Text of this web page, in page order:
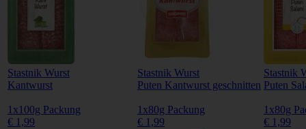
Stastnik Wurst
Kantwurst
1x100g Packung
€ 1,99
Stastnik Wurst
Puten Kantwurst geschnitten
1x80g Packung
€ 1,99
Stastnik
Puten
1x80g
€ 1,99